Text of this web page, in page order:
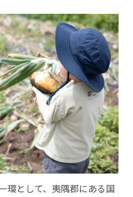
環として、夷隅郡にある国